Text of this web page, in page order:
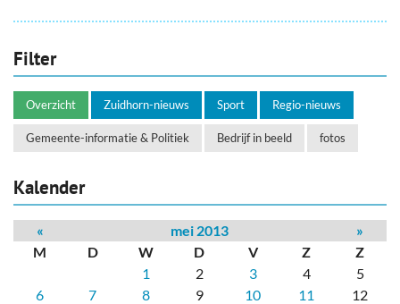
Filter
Overzicht Zuidhorn-nieuws Sport Regio-nieuws
Gemeente-informatie & Politiek Bedrijf in beeld fotos
Kalender
« mei 2013
»
M
D W D V Z
Z
1
2 3 4
5
6
7 8 9 10 11
12